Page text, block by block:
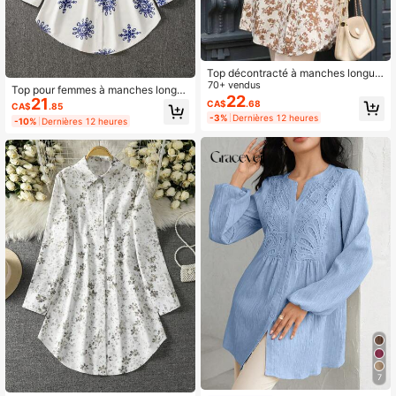
Top pour femmes à manches longu
es avec boutons, style arabe conse
rvateur imprimé, automne
CA$21.85
-10% Dernières 12 heures
Top décontracté à manches longue
s avec imprimé intégral style arabe
pour femmes,modeste printemps va
cances automne
70+ vendus
CA$22.68
-3% Dernières 12 heures
7